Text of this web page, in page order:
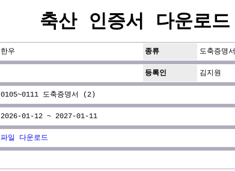
축산 인증서 다운로드
한우 종류 도축증명서
등록인 김지원
0105~0111 도축증명서 (2)
2026-01-12 ~ 2027-01-11
파일 다운로드